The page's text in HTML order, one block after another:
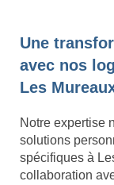
Une
avec nos
Les
Notre expertise
solutions
spécifiques à
collaboration